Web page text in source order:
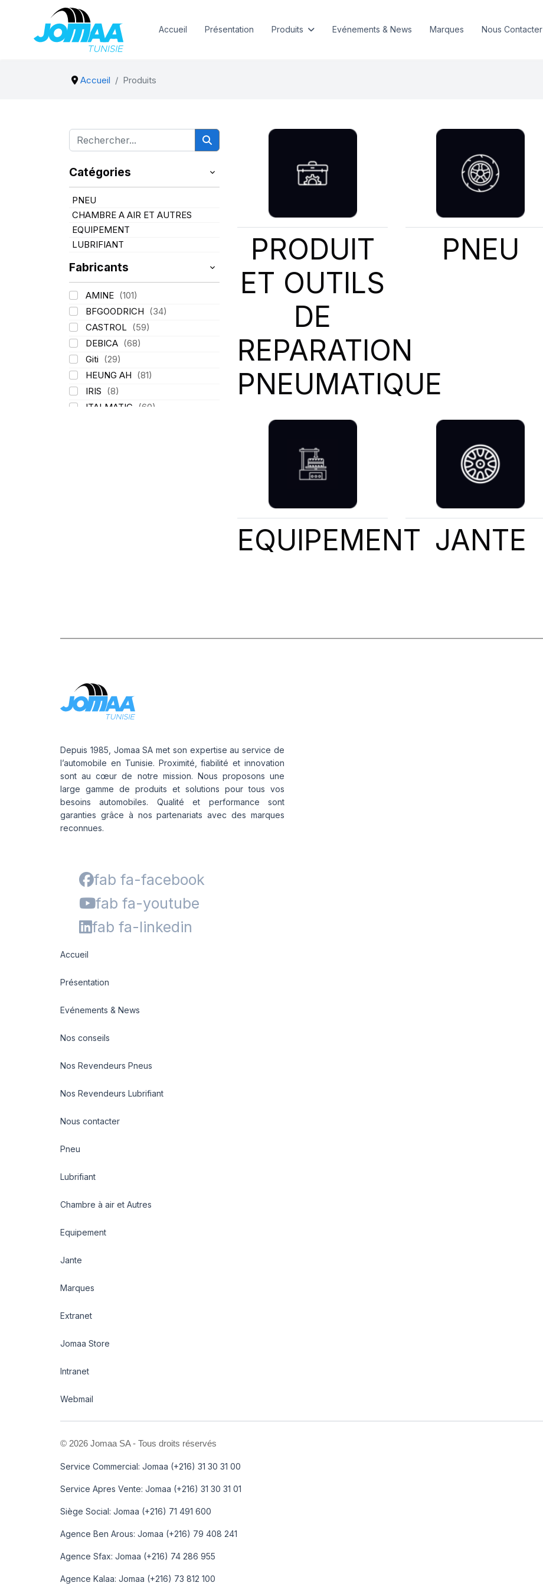
Accueil Présentation Produits Evénements & News Marques Nous Contacter
Accueil Produits
Catégories
PNEU
CHAMBRE A AIR ET AUTRES
EQUIPEMENT
LUBRIFIANT
Fabricants
AMINE (101)
BFGOODRICH (34)
CASTROL (59)
DEBICA (68)
Giti (29)
HEUNG AH (81)
IRIS (8)
ITALMATIC
(60)
PRODUIT
ET OUTILS
DE
REPARATION
PNEUMATIQUE
PNEU
EQUIPEMENT JANTE
Depuis 1985, Jomaa SA met son expertise au service de
l’automobile en Tunisie. Proximité, fiabilité et innovation
sont au cœur de notre mission. Nous proposons une
large gamme de produits et solutions pour tous vos
besoins automobiles. Qualité et performance sont
garanties grâce à nos partenariats avec des marques
reconnues.
fab fa-facebook
fab fa-youtube
fab fa-linkedin
Accueil
Présentation
Evénements & News
Nos conseils
Nos Revendeurs Pneus
Nos Revendeurs Lubrifiant
Nous contacter
Pneu
Lubrifiant
Chambre à air et Autres
Equipement
Jante
Marques
Extranet
Jomaa Store
Intranet
Webmail
© 2026 Jomaa SA - Tous droits réservés
Service Commercial: Jomaa (+216) 31 30 31 00
Service Apres Vente: Jomaa (+216) 31 30 31 01
Siège Social: Jomaa (+216) 71 491 600
Agence Ben Arous: Jomaa (+216) 79 408 241
Agence Sfax: Jomaa (+216) 74 286 955
Agence Kalaa: Jomaa (+216) 73 812 100